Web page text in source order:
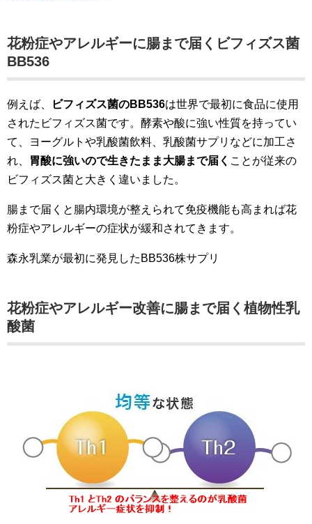
花粉症やアレルギーに腸まで届くビフィズス菌
BB536
例えば、 ビフィズス菌のBB536は世界で最初に食品に使用
されたビフィズス菌です。酵素や酸に強い性質を持ってい
て、ヨーグルトや乳酸菌飲料、乳酸菌サプリなどに加工さ
れ、
胃酸に強いので生きたまま大腸まで届く ことが従来の
ビフィズス菌と大きく違いました。
腸まで届くと腸内環境が整えられて免疫機能も高まれば花
粉症やアレルギーの症状が緩和されてきます。
森永乳業が最初に発見したBB536株サプリ
花粉症やアレルギー改善に腸まで届く植物性乳
酸菌